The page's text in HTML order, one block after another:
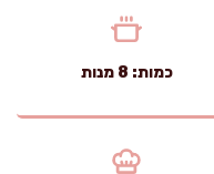
כמות: 8 מנות